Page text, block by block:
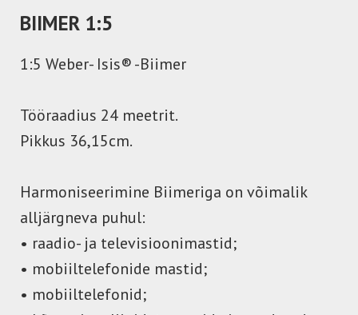
BIIMER 1:5
1:5 Weber- Isis® -Biimer
Tööraadius 24 meetrit.
Pikkus 36,15cm.
Harmoniseerimine Biimeriga on võimalik
alljärgneva puhul:
• raadio- ja televisioonimastid;
• mobiiltelefonide mastid;
• mobiiltelefonid;